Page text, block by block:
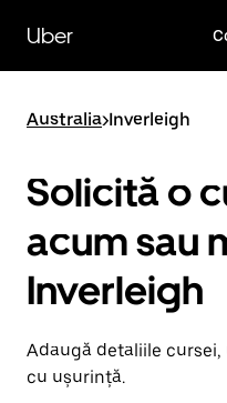
direct
conținutul
principal
Uber
Australia>Inverleigh
Solicită o
acum sau
Inverleigh
Adaugă detaliile cursei,
cu ușurință.